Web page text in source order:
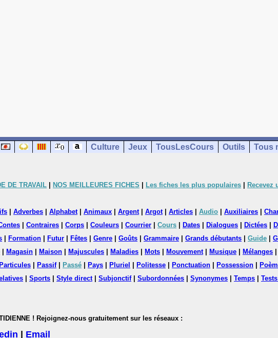
Culture Jeux TousLesCours Outils Tous
DE TRAVAIL NOS MEILLEURES FICHES Les fiches les plus populaires Recevez
Adverbes Alphabet| Animaux Argent| Argot| Articles Audio Auxiliaires
Contraires Corps Couleurs Courrier Cours Dates Dialogues Dictées
Formation Futur Fêtes Genre Goûts Grammaire Grands débutants Guide
Magasin Maison Majuscules Maladies Mots Mouvement| Musique Mélanges
Particules Passif| Passé Pays Pluriel Politesse Ponctuation Possession
Sports Style direct| Subjonctif| Subordonnées Synonymes Temps
! Rejoignez-nous gratuitement sur les réseaux :
Email